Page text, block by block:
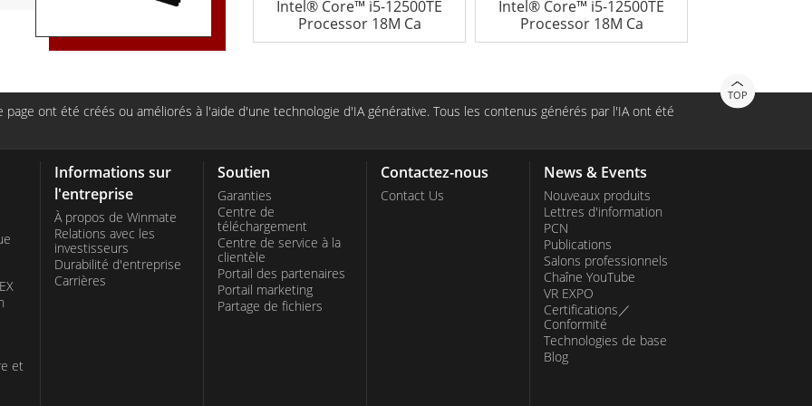
précédent.
visualisation
en
Avec
Winmate
telles que
et de la
de la
les soins
des
servent de
critiques,
et les
les Panel
Intel® Core™ i5-12500TE
Processor 18M Ca
Intel® Core™ i5-12500TE
Processor 18M Ca
TOP
ont été créés ou améliorés à l'aide d'une technologie d'IA générative. Tous les contenus générés par l'IA ont été
et
Informations sur
l'entreprise
À propos de Winmate
Relations avec les
investisseurs
Durabilité d'entreprise
Carrières
Soutien
Garanties
Centre de
téléchargement
Centre de service à la
clientèle
Portail des partenaires
Portail marketing
Partage de fichiers
Contactez-nous
Contact Us
News & Events
Nouveaux produits
Lettres d'information
PCN
Publications
Salons professionnels
Chaîne YouTube
VR EXPO
Certifications／
Conformité
Technologies de base
Blog